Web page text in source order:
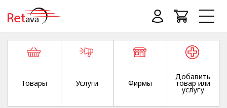
Товары Услуги Фирмы
Добавить
товар или
услугу